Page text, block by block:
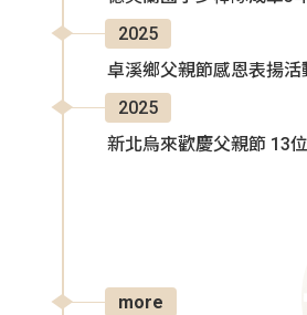
2025
卓溪鄉父親節感恩表揚活
2025
新北烏來歡慶父親節 13
more